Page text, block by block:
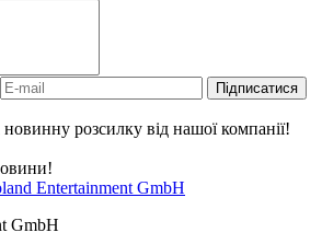
Підписатися
розсилку від нашої компанії!
GmbH